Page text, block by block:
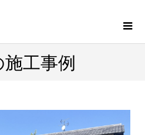
工事例